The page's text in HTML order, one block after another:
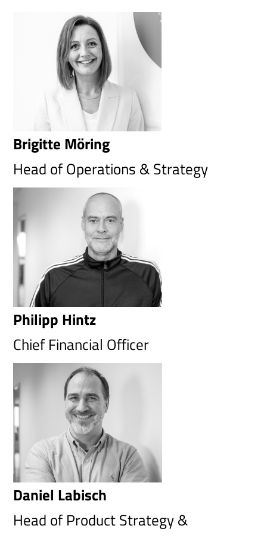
Brigitte Möring
Head of Operations & Strategy
Philipp Hintz
Chief Financial Officer
Daniel Labisch
Head of Product Strategy &